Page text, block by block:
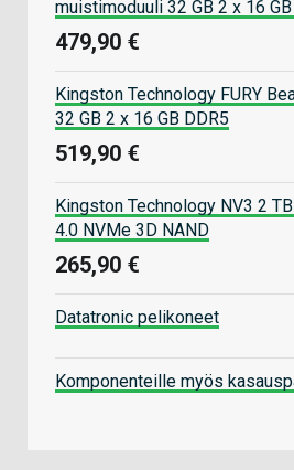
muistimoduuli 32 GB 2 x 16
479,90 €
Kingston Technology FURY
32 GB 2 x 16 GB DDR5
519,90 €
Kingston Technology NV3 2
4.0 NVMe 3D NAND
265,90 €
Datatronic pelikoneet
Komponenteille myös